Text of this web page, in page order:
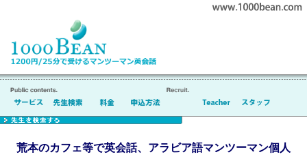
荒本のカフェ等で英会話、アラビア語マンツーマン個人